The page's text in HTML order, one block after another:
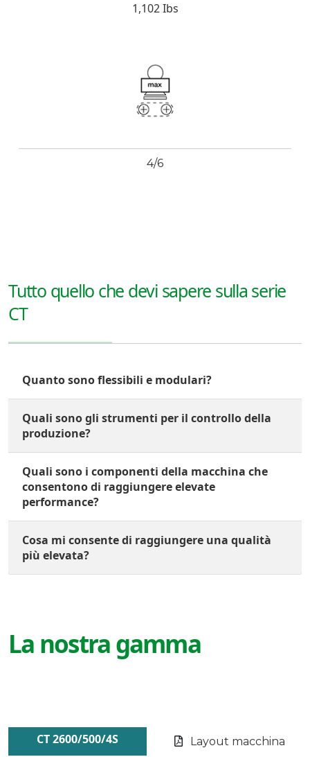
1,102 Ibs
4/6
Tutto quello che devi sapere sulla serie
CT
Quanto sono flessibili e modulari?
Quali sono gli strumenti per il controllo della
produzione?
Quali sono i componenti della macchina che
consentono di raggiungere elevate
performance?
Cosa mi consente di raggiungere una qualità
più elevata?
La nostra gamma
CT 2600/500/4S Layout macchina